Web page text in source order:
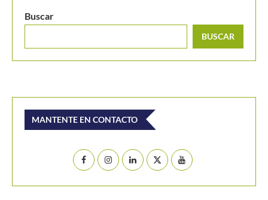
Buscar
BUSCAR
MANTENTE EN CONTACTO